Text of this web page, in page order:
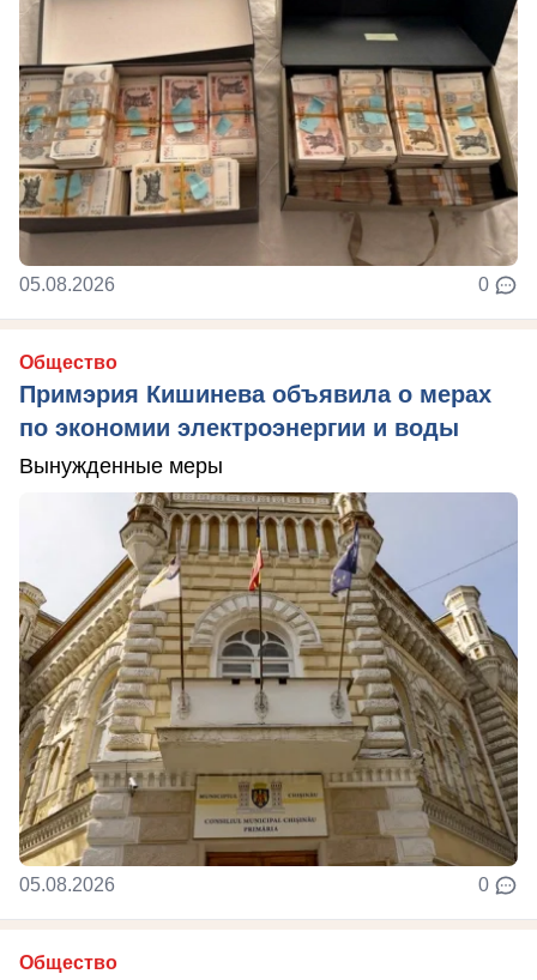
05.08.2026 0
Общество
Примэрия Кишинева объявила о мерах
по экономии электроэнергии и воды
Вынужденные меры
05.08.2026 0
Общество